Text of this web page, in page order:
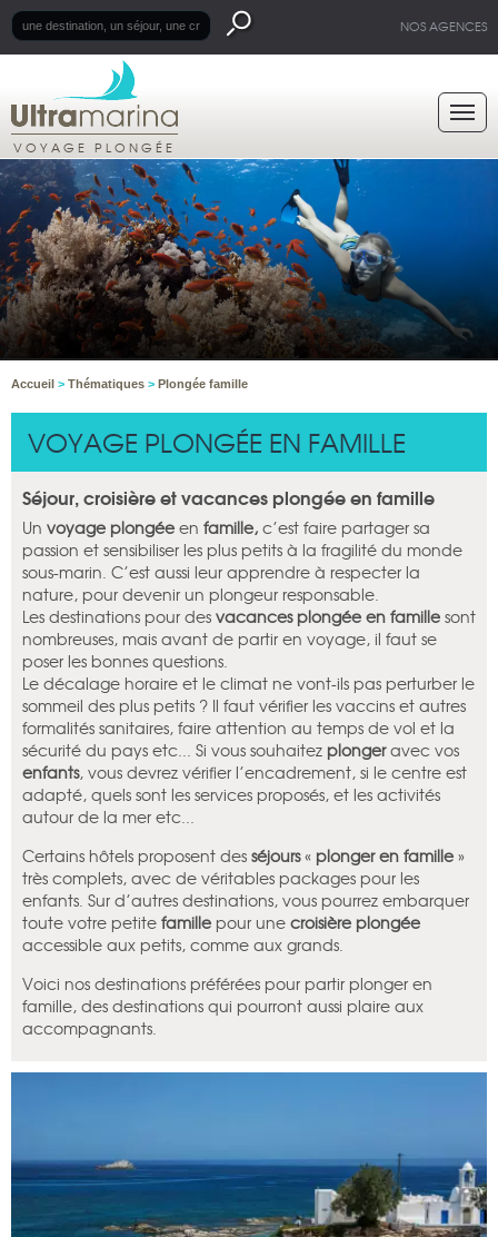
NOS AGENCES
VOYAGE PLONGÉE
Accueil > Thématiques > Plongée famille
VOYAGE PLONGÉE EN FAMILLE
Séjour, croisière et vacances plongée en famille
Un voyage plongée en famille, c’est faire partager sa
passion et sensibiliser les plus petits à la fragilité du monde
sous-marin. C’est aussi leur apprendre à respecter la
nature, pour devenir un plongeur responsable.
Les destinations pour des vacances plongée en famille sont
nombreuses, mais avant de partir en voyage, il faut se
poser les bonnes questions.
Le décalage horaire et le climat ne vont-ils pas perturber le
sommeil des plus petits ? Il faut vérifier les vaccins et autres
formalités sanitaires, faire attention au temps de vol et la
sécurité du pays etc... Si vous souhaitez plongeravec vos
enfants, vous devrez vérifier l’encadrement, si le centre est
adapté, quels sont les services proposés, et les activités
autour de la mer etc...
Certains hôtels proposent des séjours« plonger en famille »
très complets, avec de véritables packages pour les
enfants. Sur d’autres destinations, vous pourrez embarquer
toute votre petite famille pour une croisière plongée
accessible aux petits, comme aux grands.
Voici nos destinations préférées pour partir plonger en
famille, des destinations qui pourront aussi plaire aux
accompagnants.